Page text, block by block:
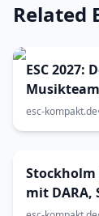
Related
ESC 2027:
alleine
esc-kompakt.de
Stockholm
mit DARA,
Lundstedt